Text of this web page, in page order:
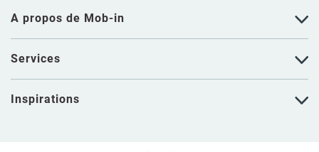
A propos de Mob-in
Services
Inspirations